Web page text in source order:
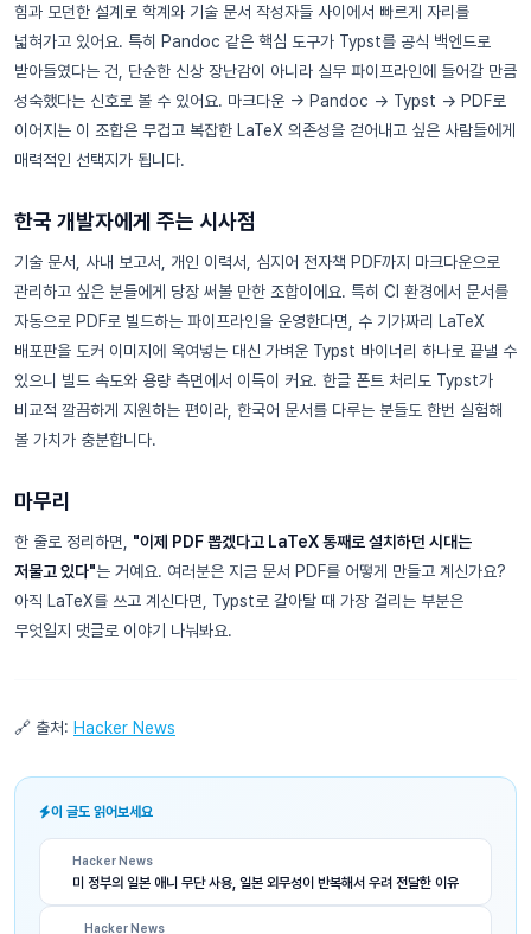
힘과 모던한 설계로 학계와 기술 문서 작성자들 사이에서 빠르게 자리를
넓혀가고 있어요. 특히 Pandoc 같은 핵심 도구가 Typst를 공식 백엔드로
받아들였다는 건, 단순한 신상 장난감이 아니라 실무 파이프라인에 들어갈 만큼
성숙했다는 신호로 볼 수 있어요. 마크다운 → Pandoc → Typst → PDF로
이어지는 이 조합은 무겁고 복잡한 LaTeX 의존성을 걷어내고 싶은 사람들에게
매력적인 선택지가 됩니다.
한국 개발자에게 주는 시사점
기술 문서, 사내 보고서, 개인 이력서, 심지어 전자책 PDF까지 마크다운으로
관리하고 싶은 분들에게 당장 써볼 만한 조합이에요. 특히 CI 환경에서 문서를
자동으로 PDF로 빌드하는 파이프라인을 운영한다면, 수 기가짜리 LaTeX
배포판을 도커 이미지에 욱여넣는 대신 가벼운 Typst 바이너리 하나로 끝낼 수
있으니 빌드 속도와 용량 측면에서 이득이 커요. 한글 폰트 처리도 Typst가
비교적 깔끔하게 지원하는 편이라, 한국어 문서를 다루는 분들도 한번 실험해
볼 가치가 충분합니다.
마무리
한 줄로 정리하면, "이제 PDF 뽑겠다고 LaTeX 통째로 설치하던 시대는
저물고 있다"는 거예요. 여러분은 지금 문서 PDF를 어떻게 만들고 계신가요?
아직 LaTeX를 쓰고 계신다면, Typst로 갈아탈 때 가장 걸리는 부분은
무엇일지 댓글로 이야기 나눠봐요.
🔗 출처: Hacker News
이 글도 읽어보세요
Hacker News
미 정부의 일본 애니 무단 사용, 일본 외무성이 반복해서 우려 전달한 이유
Hacker News